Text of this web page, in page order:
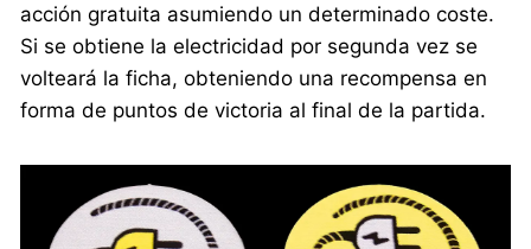
acción gratuita asumiendo un determinado coste.
Si se obtiene la electricidad por segunda vez se
volteará la ficha, obteniendo una recompensa en
forma de puntos de victoria al final de la partida.